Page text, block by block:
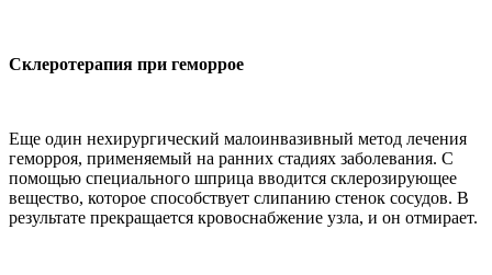
Склеротерапия при геморрое
Еще один нехирургический малоинвазивный метод лечения
геморроя, применяемый на ранних стадиях заболевания. С
помощью специального шприца вводится склерозирующее
вещество, которое способствует слипанию стенок сосудов. В
результате прекращается кровоснабжение узла, и он отмирает.